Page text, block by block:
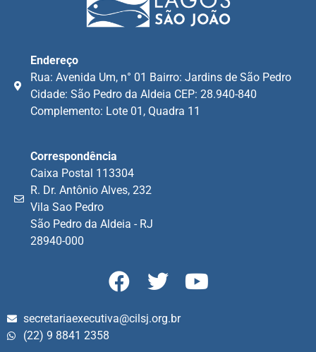
Endereço
Rua: Avenida Um, n° 01 Bairro: Jardins de São Pedro
Cidade: São Pedro da Aldeia CEP: 28.940-840
Complemento: Lote 01, Quadra 11
Correspondência
Caixa Postal 113304
R. Dr. Antônio Alves, 232
Vila Sao Pedro
São Pedro da Aldeia - RJ
28940-000
secretariaexecutiva@cilsj.org.br
(22) 9 8841 2358